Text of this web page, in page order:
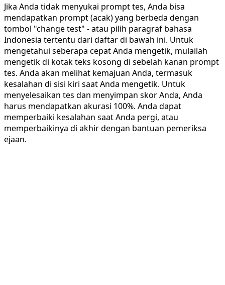
Jika Anda tidak menyukai prompt tes, Anda bisa
mendapatkan prompt (acak) yang berbeda dengan
tombol "change test" - atau pilih paragraf bahasa
Indonesia tertentu dari daftar di bawah ini. Untuk
mengetahui seberapa cepat Anda mengetik, mulailah
mengetik di kotak teks kosong di sebelah kanan prompt
tes. Anda akan melihat kemajuan Anda, termasuk
kesalahan di sisi kiri saat Anda mengetik. Untuk
menyelesaikan tes dan menyimpan skor Anda, Anda
harus mendapatkan akurasi 100%. Anda dapat
memperbaiki kesalahan saat Anda pergi, atau
memperbaikinya di akhir dengan bantuan pemeriksa
ejaan.